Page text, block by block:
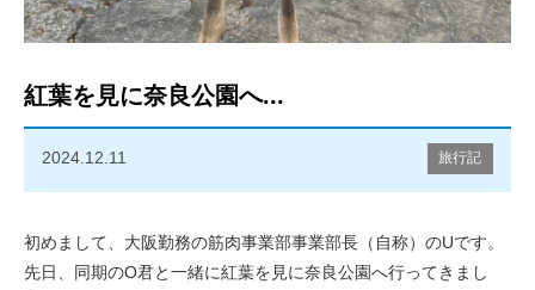
紅葉を見に奈良公園へ...
2024.12.11 旅行記
初めまして、大阪勤務の筋肉事業部事業部長（自称）のUです。
先日、同期のO君と一緒に紅葉を見に奈良公園へ行ってきまし